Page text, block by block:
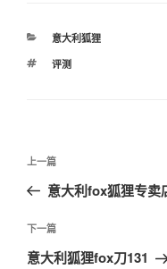
分
意大利狐狸
标
评测
文
导
航
上
一
文
章
上一篇
意大利fox狐狸专卖
下
一
下一篇
意大利狐狸fox刀131